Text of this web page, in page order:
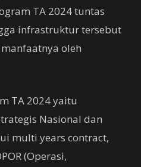
TA 2024 tuntas
infrastruktur tersebut
oleh
TA 2024 yaitu
Nasional dan
multi years contract,
(Operasi,